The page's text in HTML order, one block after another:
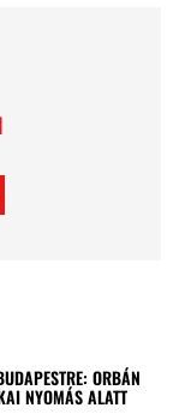
ORBÁN
NYOMÁS ALATT